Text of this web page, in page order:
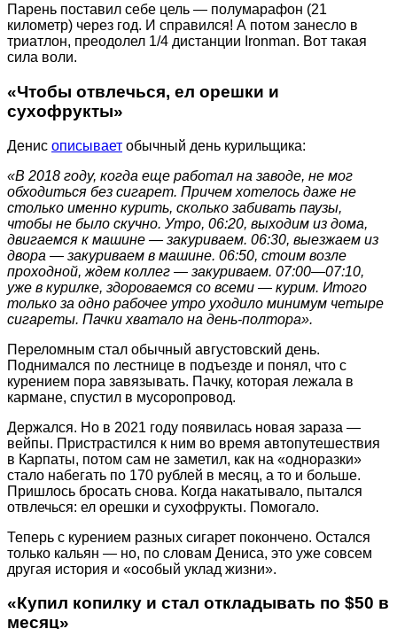
Парень поставил себе цель — полумарафон (21
километр) через год. И справился! А потом занесло в
триатлон, преодолел 1/4 дистанции Ironman. Вот такая
сила воли.
«Чтобы отвлечься, ел орешки и
сухофрукты»
Денис описывает обычный день курильщика:
«В 2018 году, когда еще работал на заводе, не мог
обходиться без сигарет. Причем хотелось даже не
столько именно курить, сколько забивать паузы,
чтобы не было скучно. Утро, 06:20, выходим из дома,
двигаемся к машине — закуриваем. 06:30, выезжаем из
двора — закуриваем в машине. 06:50, стоим возле
проходной, ждем коллег — закуриваем. 07:00—07:10,
уже в курилке, здороваемся со всеми — курим. Итого
только за одно рабочее утро уходило минимум четыре
сигареты. Пачки хватало на день-полтора».
Переломным стал обычный августовский день.
Поднимался по лестнице в подъезде и понял, что с
курением пора завязывать. Пачку, которая лежала в
кармане, спустил в мусоропровод.
Держался. Но в 2021 году появилась новая зараза —
вейпы. Пристрастился к ним во время автопутешествия
в Карпаты, потом сам не заметил, как на «одноразки»
стало набегать по 170 рублей в месяц, а то и больше.
Пришлось бросать снова. Когда накатывало, пытался
отвлечься: ел орешки и сухофрукты. Помогало.
Теперь с курением разных сигарет покончено. Остался
только кальян — но, по словам Дениса, это уже совсем
другая история и «особый уклад жизни».
«Купил копилку и стал откладывать по $50 в
месяц»